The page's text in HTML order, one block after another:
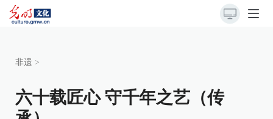
非遗 >
六十载匠心 守千年之艺（传